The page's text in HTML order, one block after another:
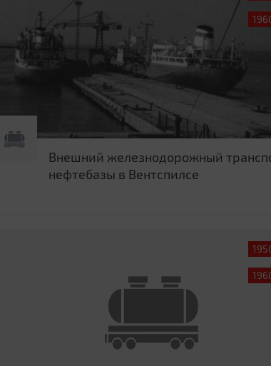
Внешний железнодорожный
нефтебазы в Вентспилсе